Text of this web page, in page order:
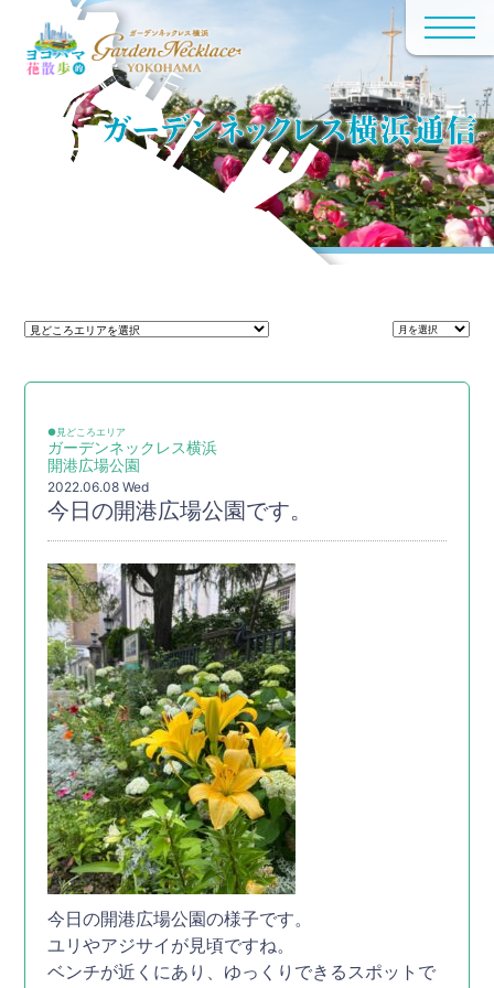
●見どころエリア
ガーデンネックレス横浜
開港広場公園
2022.06.08 Wed
今日の開港広場公園です。
今日の開港広場公園の様子です。
ユリやアジサイが見頃ですね。
ベンチが近くにあり、ゆっくりできるスポットで